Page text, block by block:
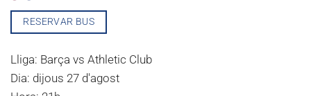
RESERVAR BUS
Lliga: Barça vs Athletic Club
Dia: dijous 27 d'agost